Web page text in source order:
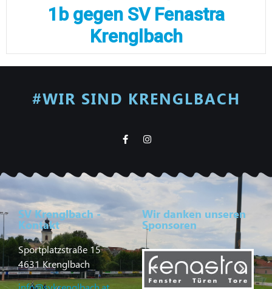
1b gegen SV Fenastra
Krenglbach
#WIR SIND KRENGLBACH
SV Krenglbach -
Kontakt
Sportplatzstraße 15
4631 Krenglbach
Wir danken unseren
Sponsoren